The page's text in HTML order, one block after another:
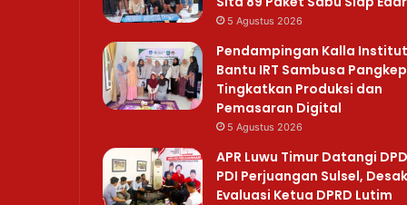
5 Agustus 2026
Pendampingan Kalla
Bantu IRT Sambusa Pangkep
Tingkatkan Produksi dan
Pemasaran Digital
5 Agustus 2026
APR Luwu Timur Datangi DPD
PDI Perjuangan Sulsel, Desak
Evaluasi Ketua DPRD Lutim